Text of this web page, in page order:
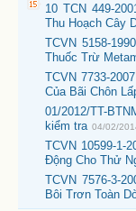
10 TCN 449-
Thu Hoạch Cây
TCVN 5158-
Thuốc Trừ
TCVN 7733-
Của Bãi Chôn
01/2012/TT-
kiểm tra 04/02/
TCVN 10599-1-
Động Cho Thử
TCVN 7576-3-
Bôi Trơn Toàn